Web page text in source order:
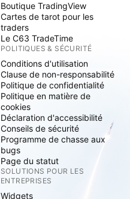
Boutique TradingView
Cartes de tarot pour les
traders
Le C63 TradeTime
POLITIQUES & SÉCURITÉ
Conditions d'utilisation
Clause de non-responsabilité
Politique de confidentialité
Politique en matière de
cookies
Déclaration d'accessibilité
Conseils de sécurité
Programme de chasse aux
bugs
Page du statut
SOLUTIONS POUR LES
ENTREPRISES
Widgets